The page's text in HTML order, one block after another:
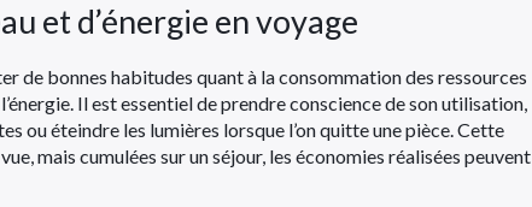
et d’énergie en voyage
de bonnes habitudes quant à la consommation des ressources
Il est essentiel de prendre conscience de son utilisation,
ou éteindre les lumières lorsque l’on quitte une pièce. Cette
mais cumulées sur un séjour, les économies réalisées peuvent